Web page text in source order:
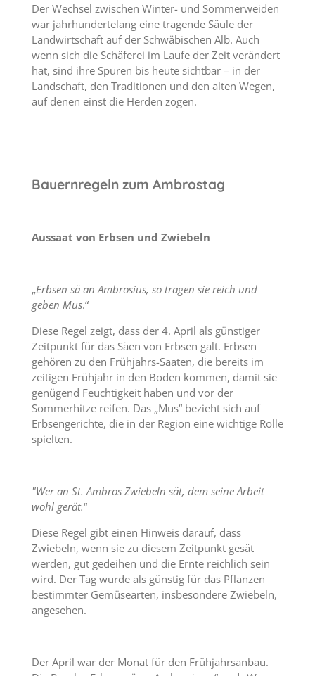
Der Wechsel zwischen Winter- und Sommerweiden
war jahrhundertelang eine tragende Säule der
Landwirtschaft auf der Schwäbischen Alb. Auch
wenn sich die Schäferei im Laufe der Zeit verändert
hat, sind ihre Spuren bis heute sichtbar – in der
Landschaft, den Traditionen und den alten Wegen,
auf denen einst die Herden zogen.
Bauernregeln zum Ambrostag
Aussaat von Erbsen und Zwiebeln
„Erbsen sä an Ambrosius, so tragen sie reich und
geben Mus.“
Diese Regel zeigt, dass der 4. April als günstiger
Zeitpunkt für das Säen von Erbsen galt. Erbsen
gehören zu den Frühjahrs-Saaten, die bereits im
zeitigen Frühjahr in den Boden kommen, damit sie
genügend Feuchtigkeit haben und vor der
Sommerhitze reifen. Das „Mus“ bezieht sich auf
Erbsengerichte, die in der Region eine wichtige Rolle
spielten.
"Wer an St. Ambros Zwiebeln sät, dem seine Arbeit
wohl gerät.“
Diese Regel gibt einen Hinweis darauf, dass
Zwiebeln, wenn sie zu diesem Zeitpunkt gesät
werden, gut gedeihen und die Ernte reichlich sein
wird. Der Tag wurde als günstig für das Pflanzen
bestimmter Gemüsearten, insbesondere Zwiebeln,
angesehen.
Der April war der Monat für den Frühjahrsanbau.